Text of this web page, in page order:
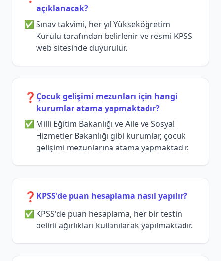
açıklanacak?
Sınav takvimi, her yıl Yükseköğretim
Kurulu tarafından belirlenir ve resmi KPSS
web sitesinde duyurulur.
❓ Çocuk gelişimi mezunları için hangi
kurumlar atama yapmaktadır?
Milli Eğitim Bakanlığı ve Aile ve Sosyal
Hizmetler Bakanlığı gibi kurumlar, çocuk
gelişimi mezunlarına atama yapmaktadır.
❓ KPSS'de puan hesaplama nasıl yapılır?
KPSS'de puan hesaplama, her bir testin
belirli ağırlıkları kullanılarak yapılmaktadır.